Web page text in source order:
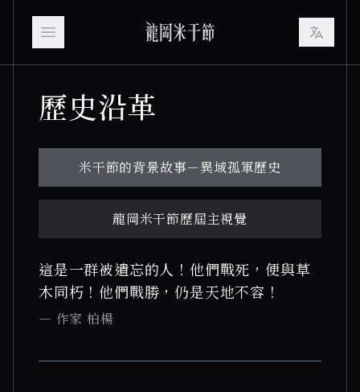
Open main menu
歷史沿革
米干節的背景故事－異域孤軍歷史
龍岡米干節歷屆主視覺
這是一群被遺忘的人！他們戰死，便與草
木同朽！他們戰勝，仍是天地不容！
－ 作家 柏楊